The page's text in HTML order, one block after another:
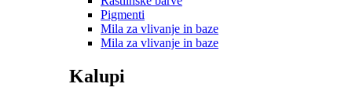
Pigmenti
Mila za vlivanje in baze
Mila za vlivanje in baze
Kalupi